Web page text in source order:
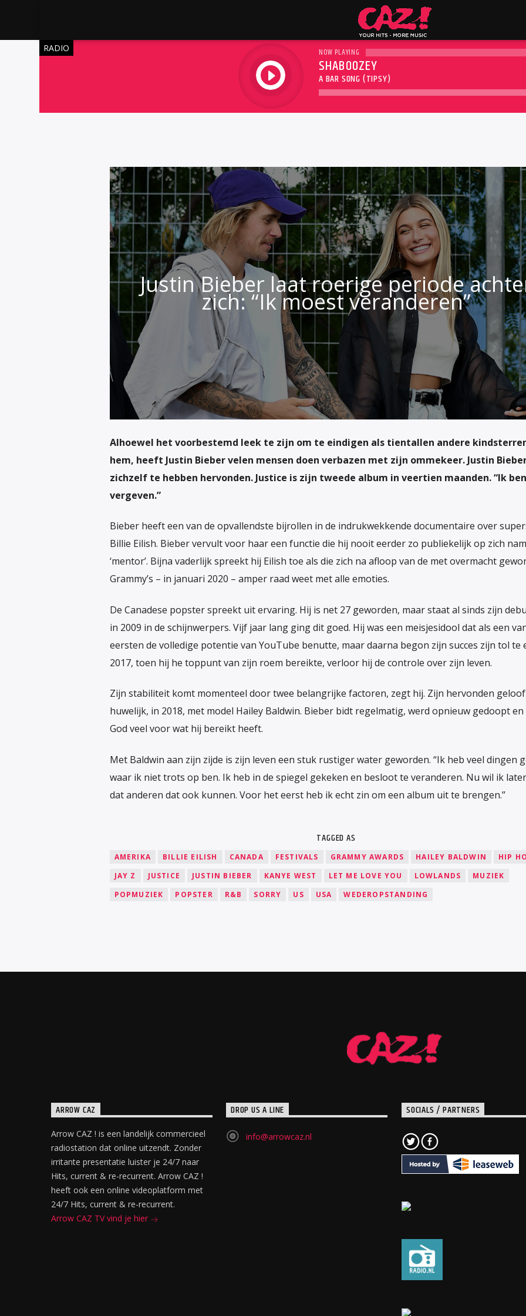
RADIO
play
NOW PLAYING
SHABOOZEY
A BAR SONG (TIPSY)
Justin Bieber laat roerige periode
zich: “Ik moest veranderen”
Alhoewel het voorbestemd leek te zijn om te eindigen als tientallen andere
hem, heeft Justin Bieber velen mensen doen verbazen met zijn ommekeer. Justin
zichzelf te hebben hervonden. Justice is zijn tweede album in veertien maanden. “Ik ben
vergeven.”
Bieber heeft een van de opvallendste bijrollen in de indrukwekkende documentaire over
Billie Eilish. Bieber vervult voor haar een functie die hij nooit eerder zo publiekelijk op zich
‘mentor’. Bijna vaderlijk spreekt hij Eilish toe als die zich na afloop van de met overmacht
Grammy’s – in januari 2020 – amper raad weet met alle emoties.
De Canadese popster spreekt uit ervaring. Hij is net 27 geworden, maar staat al sinds zijn
in 2009 in de schijnwerpers. Vijf jaar lang ging dit goed. Hij was een meisjesidool dat als een
eersten de volledige potentie van YouTube benutte, maar daarna begon zijn succes zijn tol te
2017, toen hij he toppunt van zijn roem bereikte, verloor hij de controle over zijn leven.
Zijn stabiliteit komt momenteel door twee belangrijke factoren, zegt hij. Zijn hervonden
huwelijk, in 2018, met model Hailey Baldwin. Bieber bidt regelmatig, werd opnieuw gedoopt
God veel voor wat hij bereikt heeft.
Met Baldwin aan zijn zijde is zijn leven een stuk rustiger water geworden. “Ik heb veel dingen
waar ik niet trots op ben. Ik heb in de spiegel gekeken en besloot te veranderen. Nu wil ik
dat anderen dat ook kunnen. Voor het eerst heb ik echt zin om een album uit te brengen.’’
TAGGED AS
AMERIKA BILLIE EILISH CANADA FESTIVALS GRAMMY AWARDS HAILEY BALDWIN
HIP
JAY Z
JUSTICE JUSTIN BIEBER KANYE WEST LET ME LOVE YOU LOWLANDS
MUZIEK
POPMUZIEK
POPSTER R&B SORRY US USA WEDEROPSTANDING
ARROW CAZ
Arrow CAZ ! is een landelijk commercieel
radiostation dat online uitzendt. Zonder
irritante presentatie luister je 24/7 naar
Hits, current & re-recurrent. Arrow CAZ !
heeft ook een online videoplatform met
24/7 Hits, current & re-recurrent.
Arrow CAZ TV vind je hier
DROP US A LINE
info@arrowcaz.nl
SOCIALS / PARTNERS